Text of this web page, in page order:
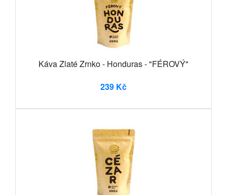
Káva Zlaté Zrnko - Honduras - "FÉROVÝ"
239 Kč